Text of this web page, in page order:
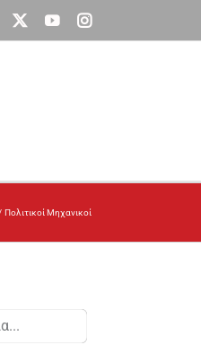
Facebook
X YouTubeInstagram
Πολιτικοί Μηχανικοί